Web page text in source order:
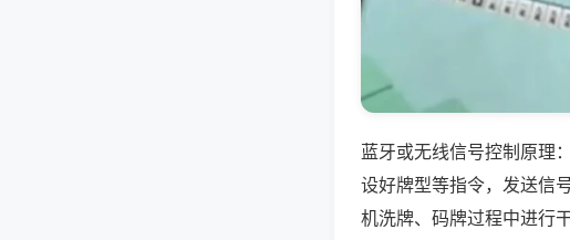
蓝牙或无线信号控制原理
设好牌型等指令，发送信
机洗牌、码牌过程中进行